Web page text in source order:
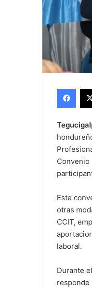
Convenio
Este
otras
CCIT,
laboral.
Durante
responde